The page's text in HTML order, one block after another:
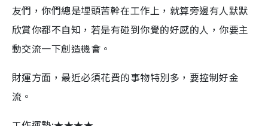
友們，你們總是埋頭苦幹在工作上，就算旁邊有人默默
欣賞你都不自知，若是有碰到你覺的好感的人，你要主
動交流一下創造機會。
財運方面，最近必須花費的事物特別多，要控制好金
流。